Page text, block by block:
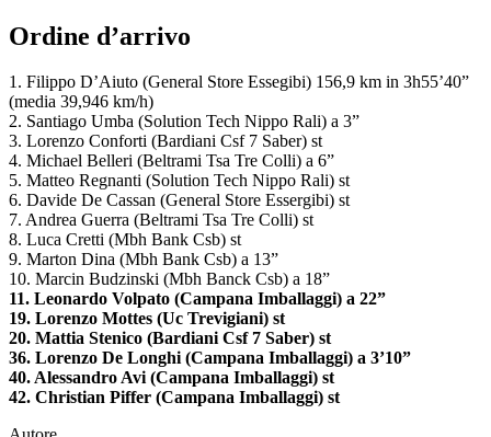
Ordine d’arrivo
1. Filippo D’Aiuto (General Store Essegibi) 156,9 km in 3h55’40”
(media 39,946 km/h)
2. Santiago Umba (Solution Tech Nippo Rali) a 3”
3. Lorenzo Conforti (Bardiani Csf 7 Saber) st
4. Michael Belleri (Beltrami Tsa Tre Colli) a 6”
5. Matteo Regnanti (Solution Tech Nippo Rali) st
6. Davide De Cassan (General Store Essergibi) st
7. Andrea Guerra (Beltrami Tsa Tre Colli) st
8. Luca Cretti (Mbh Bank Csb) st
9. Marton Dina (Mbh Bank Csb) a 13”
10. Marcin Budzinski (Mbh Banck Csb) a 18”
11. Leonardo Volpato (Campana Imballaggi) a 22”
19. Lorenzo Mottes (Uc Trevigiani) st
20. Mattia Stenico (Bardiani Csf 7 Saber) st
36. Lorenzo De Longhi (Campana Imballaggi) a 3’10”
40. Alessandro Avi (Campana Imballaggi) st
42. Christian Piffer (Campana Imballaggi) st